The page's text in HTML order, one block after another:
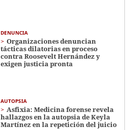
DENUNCIA
Organizaciones denuncian
tácticas dilatorias en proceso
contra Roosevelt Hernández y
exigen justicia pronta
AUTOPSIA
Asfixia: Medicina forense revela
hallazgos en la autopsia de Keyla
Martínez en la repetición del juicio